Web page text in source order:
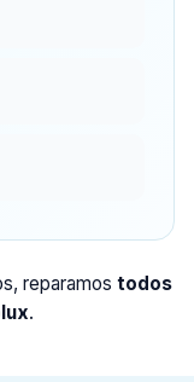
reparamos todos
.